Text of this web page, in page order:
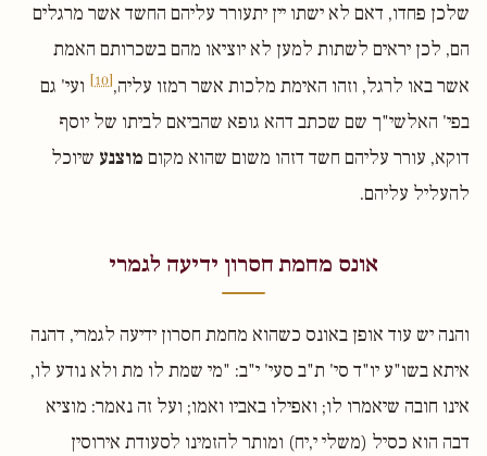
שלכן פחדו, דאם לא ישתו יין יתעורר עליהם החשד אשר מרגלים
הם, לכן יראים לשתות למען לא יוציאו מהם בשכרותם האמת
אשר באו לרגל, וזהו האימת מלכות אשר רמזו עליה,[10]
ועי' גם
בפי' האלשי"ך שם שכתב דהא גופא שהביאם לביתו של יוסף
דוקא, עורר עליהם חשד דזהו משום שהוא מקום מוצנע שיוכל
להעליל עליהם.
אונס מחמת חסרון ידיעה לגמרי
והנה יש עוד אופן באונס כשהוא מחמת חסרון ידיעה לגמרי, דהנה
איתא בשו"ע יו"ד סי' ת"ב סעי' י"ב: "מי שמת לו מת ולא נודע לו,
אינו חובה שיאמרו לו; ואפילו באביו ואמו; ועל זה נאמר: מוציא
דבה הוא כסיל (משלי י,יח) ומותר להזמינו לסעודת אירוסין